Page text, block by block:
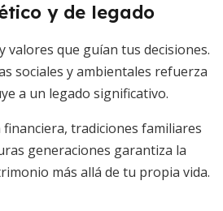
y de legado
valores que guían tus decisiones.
sociales y ambientales refuerza
a un legado significativo.
tradiciones familiares
generaciones garantiza la
más allá de tu propia vida.